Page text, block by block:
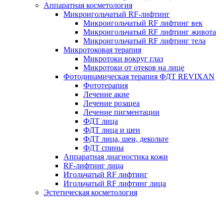
Аппаратная косметология
Микроигольчатый RF-лифтинг
Микроигольчатый RF лифтинг век
Микроигольчатый RF лифтинг живота
Микроигольчатый RF лифтинг тела
Микротоковая терапия
Микротоки вокруг глаз
Микротоки от отеков на лице
Фотодинамическая терапия ФДТ REVIXAN
Фототерапия
Лечение акне
Лечение розацеа
Лечение пигментации
ФДТ лица
ФДТ лица и шеи
ФДТ лица, шеи, декольте
ФДТ спины
Аппаратная диагностика кожи
RF-лифтинг лица
Игольчатый RF лифтинг
Игольчатый RF лифтинг лица
Эстетическая косметология